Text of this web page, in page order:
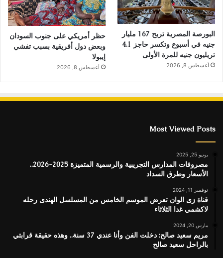
البورصة المصرية تربح 167 مليار
جنيه في أسبوع وتكسر حاجز 4.1
تريليون جنيه للمرة الأولى
أغسطس 8, 2026
حظر أمريكي على جنوب السودان
وبعض دول أفريقية بسبب تفشي
إيبولا
أغسطس 8, 2026
Most Viewed Posts
يونيو 25, 2025
مصروفات المدارس التجريبية والرسمية المتميزة 2025-2026..
الأسعار وطرق السداد
نوفمبر 11, 2024
قناة زى الوان تعرض الموسم الخامس من المسلسل الهندى رحله
لاكشمي غدا الثلاثاء
مارس 20, 2024
مريم سعيد صالح: دخلت الفن وأنا عندي 37 سنة.. وهذه حقيقة قرابتي
بالراحل سعيد صالح